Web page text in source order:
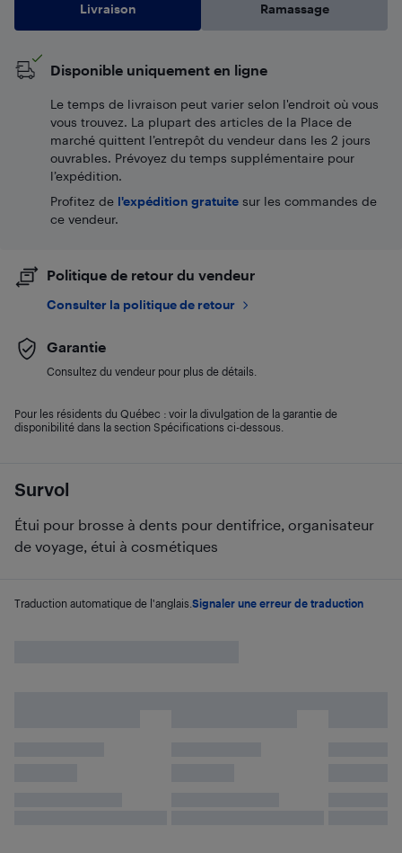
Survol
Étui pour brosse à dents pour dentifrice, organisateur
de voyage, étui à cosmétiques
Traduction automatique de l'anglais. Signaler une erreur de traduction
Livraison Ramassage
Disponible uniquement en ligne
Le temps de livraison peut varier selon l'endroit où vous
vous trouvez. La plupart des articles de la Place de
marché quittent l’entrepôt du vendeur dans les 2 jours
ouvrables. Prévoyez du temps supplémentaire pour
l’expédition.
Profitez de l'expédition gratuite sur les commandes de
ce vendeur.
Politique de retour du vendeur
Consulter la politique de retour
Garantie
Consultez du vendeur pour plus de détails.
Pour les résidents du Québec : voir la divulgation de la garantie de
disponibilité dans la section Spécifications ci-dessous.